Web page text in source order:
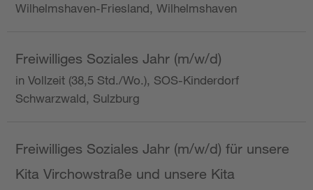
Wilhelmshaven-Friesland, Wilhelmshaven
Freiwilliges Soziales Jahr (m/w/d)
in Vollzeit (38,5 Std./Wo.), SOS-Kinderdorf
Schwarzwald, Sulzburg
Freiwilliges Soziales Jahr (m/w/d) für unsere
Kita Virchowstraße und unsere Kita